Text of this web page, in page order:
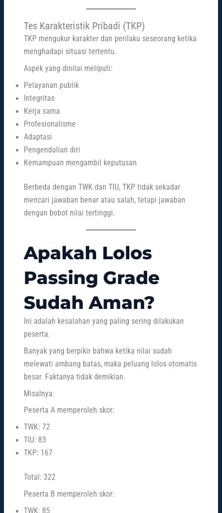
Tes Karakteristik Pribadi (TKP)
TKP mengukur karakter dan perilaku seseorang ketika
menghadapi situasi tertentu.
Aspek yang dinilai meliputi:
Pelayanan publik
Integritas
Kerja sama
Profesionalisme
Adaptasi
Pengendalian diri
Kemampuan mengambil keputusan
Berbeda dengan TWK dan TIU, TKP tidak sekadar
mencari jawaban benar atau salah, tetapi jawaban
dengan bobot nilai tertinggi.
Apakah Lolos
Passing Grade
Sudah Aman?
Ini adalah kesalahan yang paling sering dilakukan
peserta.
Banyak yang berpikir bahwa ketika nilai sudah
melewati ambang batas, maka peluang lolos otomatis
besar. Faktanya tidak demikian.
Misalnya:
Peserta A memperoleh skor:
TWK: 72
TIU: 83
TKP: 167
Total: 322
Peserta B memperoleh skor:
TWK: 85